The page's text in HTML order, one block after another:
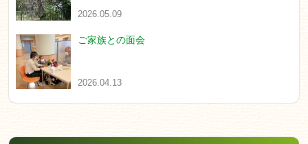
2026.05.09
ご家族との面会
2026.04.13